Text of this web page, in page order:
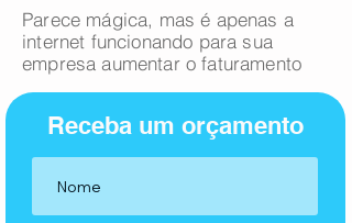
Parece mágica, mas é apenas a
internet funcionando para sua
empresa aumentar o faturamento
Receba um orçamento